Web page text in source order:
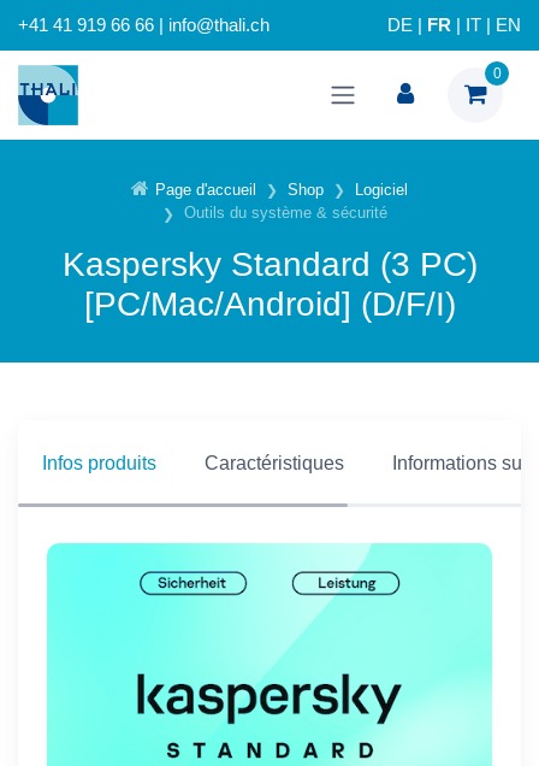
+41 41 919 66 66 | info@thali.ch DE FR IT EN
0
Page d'accueil Shop
Logiciel
Outils du système & sécurité
Kaspersky Standard (3 PC)
[PC/Mac/Android] (D/F/I)
Infos produits Caractéristiques Informations